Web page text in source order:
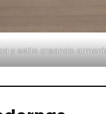
y estilo creando